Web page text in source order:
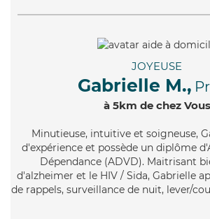
JOYEUSE
Gabrielle M.,
à 5km de chez Vous
Minutieuse, intuitive et soigneuse,
d'expérience et possède un diplôme
Dépendance (ADVD). Maitrisant
d'alzheimer et le HIV / Sida, Gabrielle
de rappels, surveillance de nuit, lever/